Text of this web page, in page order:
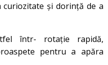
și dorință de a
într- rotație rapidă,
pentru a apăra